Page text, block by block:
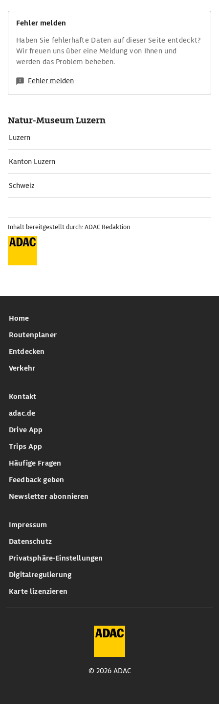
Fehler melden
Haben Sie fehlerhafte Daten auf dieser Seite entdeckt?
Wir freuen uns über eine Meldung von Ihnen und
werden das Problem beheben.
Fehler melden
Natur-Museum Luzern
Luzern
Kanton Luzern
Schweiz
Inhalt bereitgestellt durch: ADAC Redaktion
Home
Routenplaner
Entdecken
Verkehr
Kontakt
adac.de
Drive App
Trips App
Häufige Fragen
Feedback geben
Newsletter abonnieren
Impressum
Datenschutz
Privatsphäre-Einstellungen
Digitalregulierung
Karte lizenzieren
© 2026 ADAC